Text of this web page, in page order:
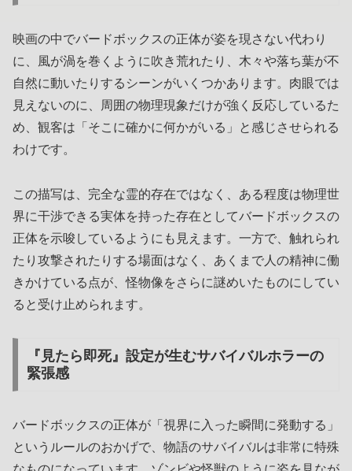
映画の中でバードボックスの正体が姿を現さない代わり
に、風が渦を巻くように吹き荒れたり、木々や落ち葉が不
自然に動いたりするシーンがいくつかあります。肉眼では
見えないのに、周囲の物理現象だけが強く反応しているた
め、観客は「そこに確かに何かがいる」と感じさせられる
わけです。
この描写は、完全な霊的存在ではなく、ある程度は物理世
界に干渉できる実体を持った存在としてバードボックスの
正体を示唆しているようにも見えます。一方で、触れられ
たり攻撃されたりする場面はなく、あくまで人の精神に働
きかけている点が、怪物像をさらに謎めいたものにしてい
ると受け止められます。
『見たら即死』設定が生むサバイバルホラーの
緊張感
バードボックスの正体が「視界に入った瞬間に発動する」
というルールのおかげで、物語のサバイバルは非常に特殊